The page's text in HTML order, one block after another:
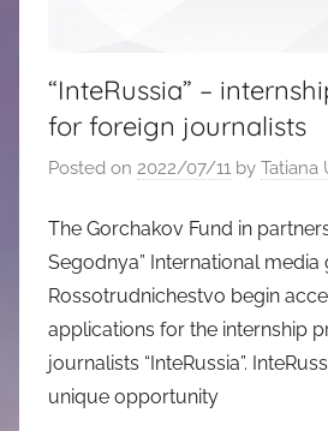
“InteRussia” –
for foreign journalists
Posted on 2022/07/11 by Tatiana
The Gorchakov Fund in
Segodnya” International media
Rossotrudnichestvo begin
applications for the internship
journalists “InteRussia”.
unique opportunity